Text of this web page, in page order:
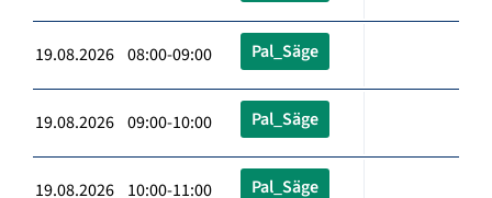
19.08.2026 08:00-09:00 Pal_Säge
19.08.2026 09:00-10:00 Pal_Säge
19.08.2026 10:00-11:00 Pal_Säge